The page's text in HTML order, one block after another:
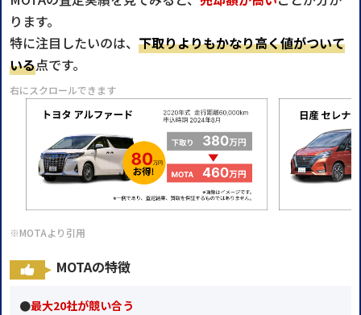
ります。
特に注目したいのは、 下取りよりもかなり高く値がついて
いる点です。
右にスクロールできます
※MOTAより引用
MOTAの特徴
●最大20社が競い合う